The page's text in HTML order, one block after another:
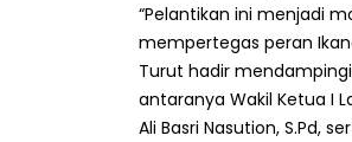
“Pelantikan ini menjadi
mempertegas peran
Turut hadir mendampingi
antaranya Wakil Ketua I
Ali Basri Nasution, S.Pd,